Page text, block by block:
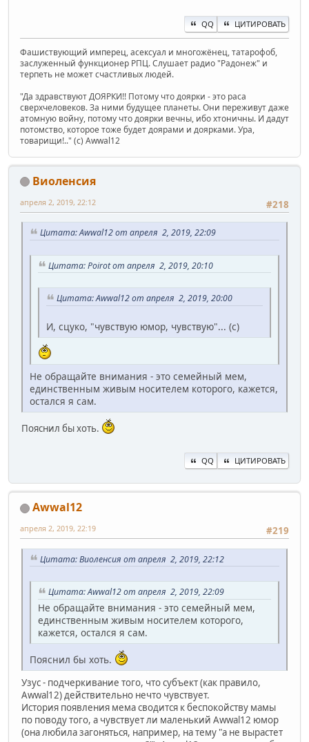
QQ ЦИТИРОВАТЬ
Фашиствующий имперец, асексуал и многожёнец, татарофоб,
заслуженный функционер РПЦ. Слушает радио "Радонеж" и
терпеть не может счастливых людей.
"Да здравствуют ДОЯРКИ!! Потому что доярки - это раса
сверхчеловеков. За ними будущее планеты. Они переживут даже
атомную войну, потому что доярки вечны, ибо хтоничны. И дадут
потомство, которое тоже будет доярами и доярками. Ура,
товарищи!.." (c) Awwal12
Виоленсия
#218
апреля 2, 2019, 22:12
Цитата: Awwal12 от апреля 2, 2019, 22:09
Цитата: Poirot от апреля 2, 2019, 20:10
Цитата: Awwal12 от апреля 2, 2019, 20:00
И, сцуко, "чувствую юмор, чувствую"... (с)
Не обращайте внимания - это семейный мем,
единственным живым носителем которого, кажется,
остался я сам.
Пояснил бы хоть.
QQ ЦИТИРОВАТЬ
Awwal12
#219
апреля 2, 2019, 22:19
Цитата: Виоленсия от апреля 2, 2019, 22:12
Цитата: Awwal12 от апреля 2, 2019, 22:09
Не обращайте внимания - это семейный мем,
единственным живым носителем которого,
кажется, остался я сам.
Пояснил бы хоть.
Узус - подчеркивание того, что субъект (как правило,
Awwal12) действительно нечто чувствует.
История появления мема сводится к беспокойству мамы
по поводу того, а чувствует ли маленький Awwal12 юмор
(она любила загоняться, например, на тему "а не вырастет